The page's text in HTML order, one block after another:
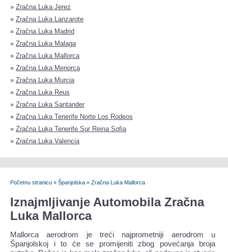
» Zračna Luka Jerez
» Zračna Luka Lanzarote
» Zračna Luka Madrid
» Zračna Luka Malaga
» Zračna Luka Mallorca
» Zračna Luka Menorca
» Zračna Luka Murcia
» Zračna Luka Reus
» Zračna Luka Santander
» Zračna Luka Tenerife Norte Los Rodeos
» Zračna Luka Tenerife Sur Reina Sofia
» Zračna Luka Valencia
Početnu stranicu » Španjolska » Zračna Luka Mallorca
Iznajmljivanje Automobila Zračna
Luka Mallorca
Mallorca aerodrom je treći najprometniji aerodrom u
Španjolskoj i to će se promijeniti zbog povećanja broja